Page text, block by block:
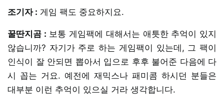
조기자 : 게임 팩도 중요하지요.
꿀딴지곰 : 보통 게임팩에 대해서는 애틋한 추억이 있지
않습니까? 자기가 주로 하는 게임팩이 있는데, 그 팩이
인식이 잘 안되면 뽑아서 입으로 후후 불어준 다음에 다
시 꼽는 거요. 예전에 재믹스나 패미콤 하시던 분들은
대부분 이런 추억이 있으실 거라 생각합니다.